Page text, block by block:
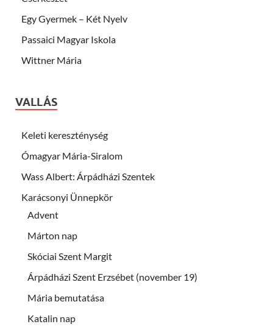
Egy Gyermek – Két Nyelv
Passaici Magyar Iskola
Wittner Mária
VALLÁS
Keleti kereszténység
Ómagyar Mária-Siralom
Wass Albert: Árpádházi Szentek
Karácsonyi Ünnepkör
Advent
Márton nap
Skóciai Szent Margit
Árpádházi Szent Erzsébet (november 19)
Mária bemutatása
Katalin nap